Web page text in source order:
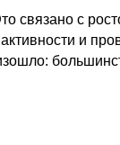
связано с
и